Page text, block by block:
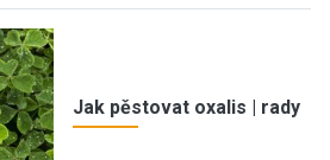
Jak pěstovat oxalis | rady